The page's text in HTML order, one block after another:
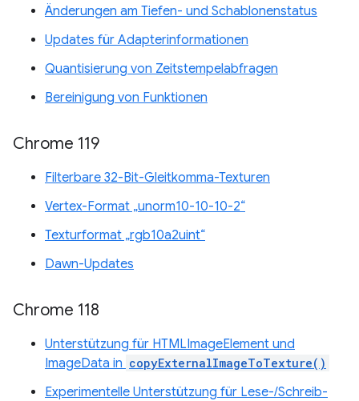
Änderungen am Tiefen- und Schablonenstatus
Updates für Adapterinformationen
Quantisierung von Zeitstempelabfragen
Bereinigung von Funktionen
Chrome 119
Filterbare 32-Bit-Gleitkomma-Texturen
Vertex-Format „unorm10-10-10-2“
Texturformat „rgb10a2uint“
Dawn-Updates
Chrome 118
Unterstützung für HTMLImageElement und
ImageData in copyExternalImageToTexture()
Experimentelle Unterstützung für Lese-/Schreib-